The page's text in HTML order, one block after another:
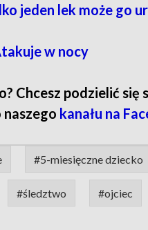
jeden lek może go
w nocy
Chcesz podzielić się
naszego kanału na
#5-miesięczne dziecko
#śledztwo #ojciec